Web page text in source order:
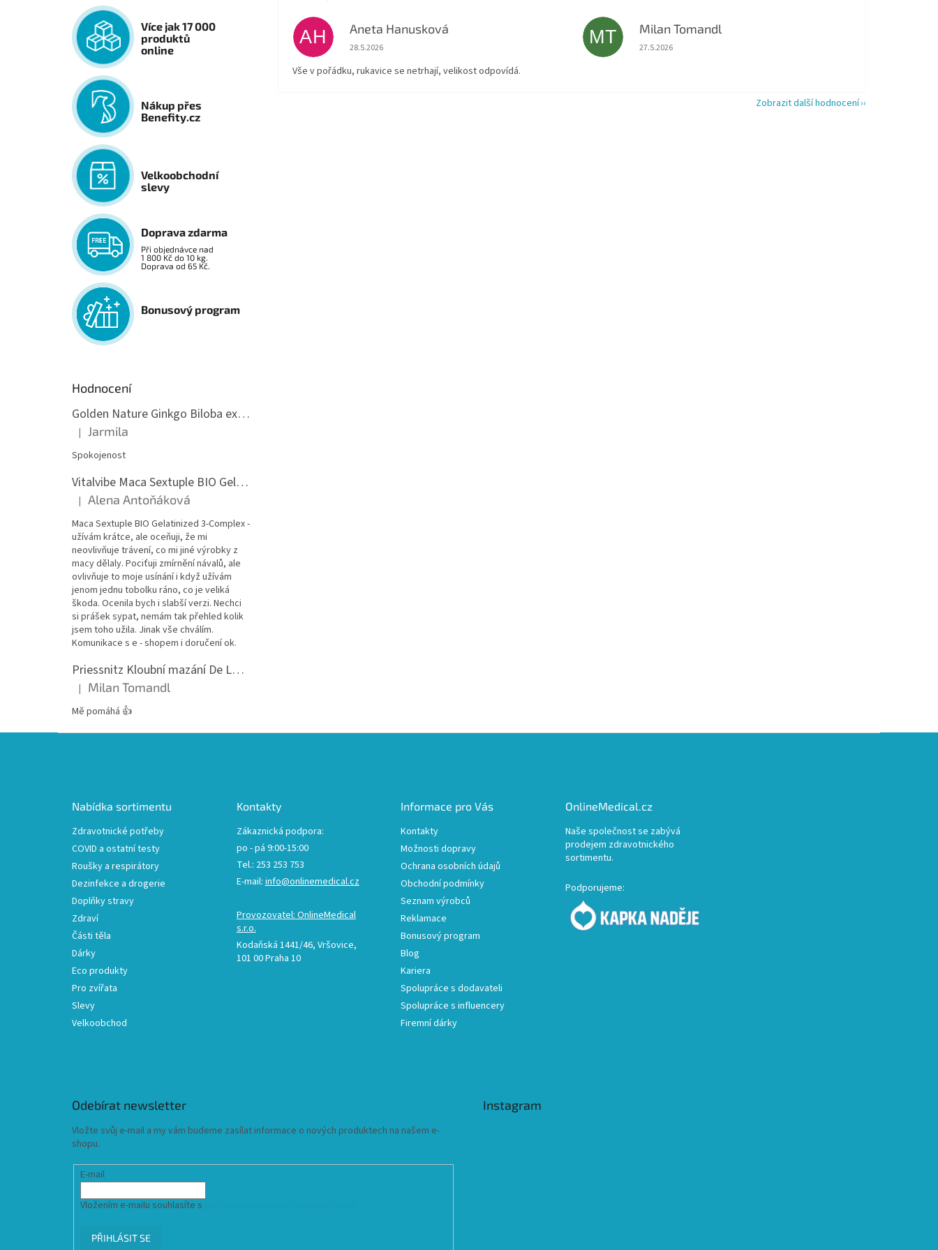
Více jak 17 000
produktů
online
Nákup přes
Benefity.cz
Velkoobchodní
slevy
Doprava zdarma
Při objednávce nad
1 800 Kč do 10 kg.
Doprava od 65 Kč.
Bonusový program
Hodnocení
Golden Nature Ginkgo Biloba extrakt 50:1 60mg, 100 kapslí
Hodnocení produktu je 5 z 5 hvězdiček.
| Jarmila
Spokojenost
Vitalvibe Maca Sextuple BIO Gelatinized 3-Complex, 60 kapslí
Hodnocení produktu je 5 z 5 hvězdiček.
| Alena Antoňáková
Maca Sextuple BIO Gelatinized 3-Complex -
užívám krátce, ale oceňuji, že mi
neovlivňuje trávení, co mi jiné výrobky z
macy dělaly. Pociťuji zmírnění návalů, ale
ovlivňuje to moje usínání i když užívám
jenom jednu tobolku ráno, co je veliká
škoda. Ocenila bych i slabší verzi. Nechci
si prášek sypat, nemám tak přehled kolik
jsem toho užila. Jinak vše chválím.
Komunikace s e - shopem i doručení ok.
Priessnitz Kloubní mazání De Luxe, 200ml
Hodnocení produktu je 5 z 5 hvězdiček.
| Milan Tomandl
Mě pomáhá 👍
AH Aneta Hanusková
Hodnocení obchodu je 5 z 5 hvězdiček.
28.5.2026
Vše v pořádku, rukavice se netrhají, velikost odpovídá.
MT Milan Tomandl
Hodnocení obchodu je 5 z 5 hvězdiček.
27.5.2026
Zobrazit další hodnocení
Nabídka sortimentu
Zdravotnické potřeby
COVID a ostatní testy
Roušky a respirátory
Dezinfekce a drogerie
Doplňky stravy
Zdraví
Části těla
Dárky
Eco produkty
Pro zvířata
Slevy
Velkoobchod
Kontakty
Zákaznická podpora:
po - pá 9:00-15:00
Tel.: 253 253 753
E-mail: info@onlinemedical.cz
Provozovatel: OnlineMedical
s.r.o.
Kodaňská 1441/46, Vršovice,
101 00 Praha 10
Informace pro Vás
Kontakty
Možnosti dopravy
Ochrana osobních údajů
Obchodní podmínky
Seznam výrobců
Reklamace
Bonusový program
Blog
Kariera
Spolupráce s dodavateli
Spolupráce s influencery
Firemní dárky
OnlineMedical.cz
Naše společnost se zabývá
prodejem zdravotnického
sortimentu.
Podporujeme:
Odebírat newsletter
Vložte svůj e-mail a my vám budeme zasílat informace o nových produktech na našem e-
shopu.
E-mail
Vložením e-mailu souhlasíte s
PŘIHLÁSIT SE
Instagram